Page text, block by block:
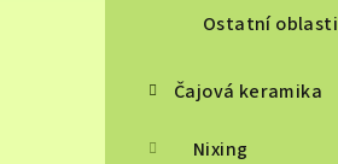
Ostatní oblasti
Čajová keramika
Nixing